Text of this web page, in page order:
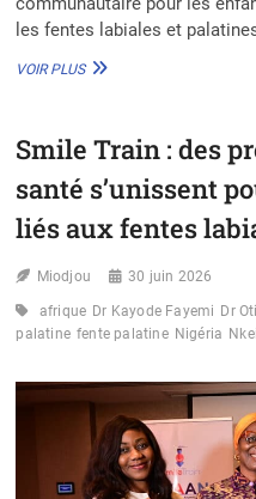
les fentes labiales et
VOIR PLUSART
L’ART
SERVICE
LA
MENTALE
DES
ENFANTS
VICTIMES
FENTES
LABIO-
PALATINES
Smile Train : des
santé s’unissent
liés aux fentes
Miodjou 30 juin 2026
afrique Dr Kayode Fayemi Dr
palatine fente palatine Nigéria